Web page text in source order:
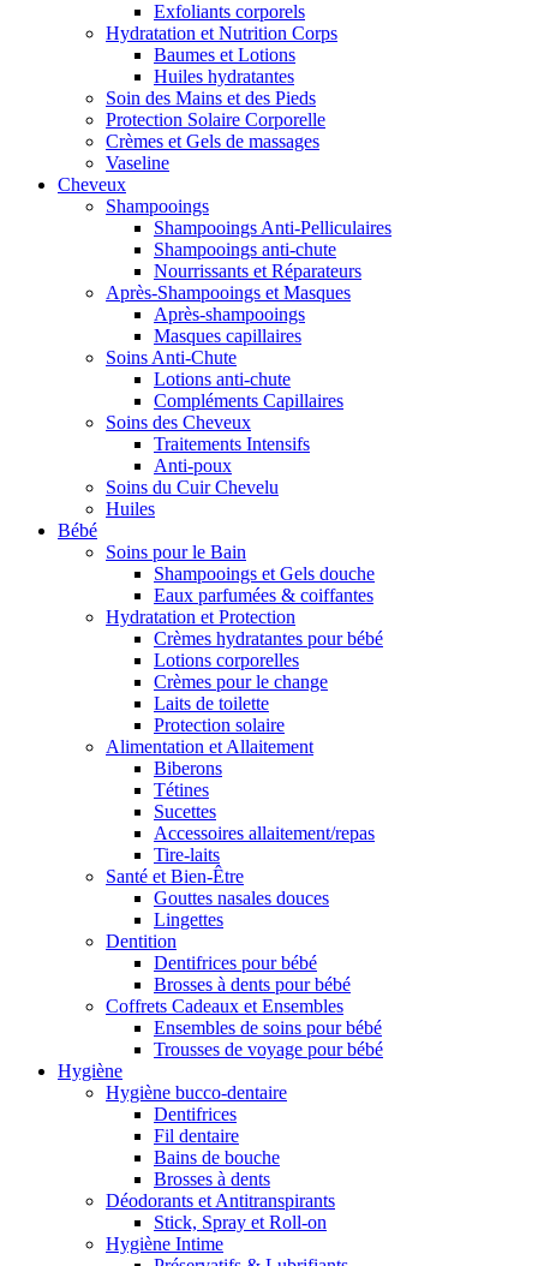
Exfoliants corporels
Hydratation et Nutrition Corps
Baumes et Lotions
Huiles hydratantes
Soin des Mains et des Pieds
Protection Solaire Corporelle
Crèmes et Gels de massages
Vaseline
Cheveux
Shampooings
Shampooings Anti-Pelliculaires
Shampooings anti-chute
Nourrissants et Réparateurs
Après-Shampooings et Masques
Après-shampooings
Masques capillaires
Soins Anti-Chute
Lotions anti-chute
Compléments Capillaires
Soins des Cheveux
Traitements Intensifs
Anti-poux
Soins du Cuir Chevelu
Huiles
Bébé
Soins pour le Bain
Shampooings et Gels douche
Eaux parfumées & coiffantes
Hydratation et Protection
Crèmes hydratantes pour bébé
Lotions corporelles
Crèmes pour le change
Laits de toilette
Protection solaire
Alimentation et Allaitement
Biberons
Tétines
Sucettes
Accessoires allaitement/repas
Tire-laits
Santé et Bien-Être
Gouttes nasales douces
Lingettes
Dentition
Dentifrices pour bébé
Brosses à dents pour bébé
Coffrets Cadeaux et Ensembles
Ensembles de soins pour bébé
Trousses de voyage pour bébé
Hygiène
Hygiène bucco-dentaire
Dentifrices
Fil dentaire
Bains de bouche
Brosses à dents
Déodorants et Antitranspirants
Stick, Spray et Roll-on
Hygiène Intime